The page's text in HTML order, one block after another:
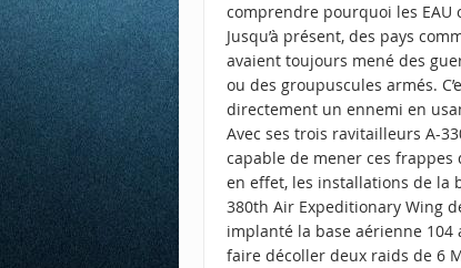
comprendre pourquoi les
Jusqu’à présent, des pays
avaient toujours mené des
ou des groupuscules armés.
directement un ennemi en
Avec ses trois ravitailleurs A-
capable de mener ces
en effet, les installations de la
380th Air Expeditionary Wing
implanté la base aérienne 104
faire décoller deux raids de 6